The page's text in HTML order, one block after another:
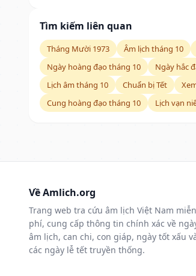
Tìm kiếm liên quan
Tháng Mười 1973 Âm lịch tháng 10
Ngày hoàng đạo tháng 10
Ngày hắc
Lịch âm tháng 10
Chuẩn bị Tết
Cung hoàng đạo tháng 10
Lịch vạn
Về Amlich.org
Trang web tra cứu âm lịch Việt Nam miễn
phí, cung cấp thông tin chính xác về
âm lịch, can chi, con giáp, ngày tốt xấu
các ngày lễ tết truyền thống.